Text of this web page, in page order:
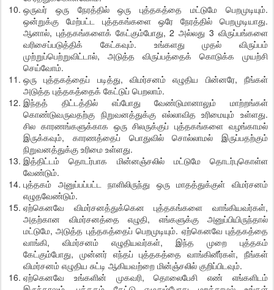
ஒருவர் ஒரு நேரத்தில் ஒரு புத்தகத்தை மட்டுமே பெறமுடியும்.
ஒன்றுக்கு மேற்பட்ட புத்தகங்களை ஒரே நேரத்தில் பெறமுடியாது.
ஆனால், புத்தகங்களைக் கேட்கும்போது, 2 அல்லது 3 விருப்பங்களை
வரிசைப்படுத்திக் கேட்கவும். உங்களது முதல் விருப்பம்
முற்றுப்பெற்றுவிட்டால், அடுத்த விருப்பத்தைக் கொடுக்க முயற்சி
செய்வோம்.
ஒரு புத்தகத்தைப் படித்து, விமர்சனம் எழுதிய பின்னரே, நீங்கள்
அடுத்த புத்தகத்தைக் கேட்டுப் பெறலாம்.
இந்தத் திட்டத்தில் எப்போது வேண்டுமானாலும் மாற்றங்கள்
கொண்டுவருவதற்கு நிறுவனத்துக்கு எல்லாவித உரிமையும் உள்ளது.
சில காரணங்களுக்காக ஒரு சிலருக்குப் புத்தகங்களை வழங்காமல்
இருக்கவும், காரணத்தைப் பொதுவில் சொல்லாமல் இருப்பதற்கும்
நிறுவனத்துக்கு உரிமை உள்ளது.
இத்திட்டம் தொடர்பாக மின்னஞ்சலில் மட்டுமே தொடர்புகொள்ள
வேண்டும்.
புத்தகம் அனுப்பப்பட்ட நாளிலிருந்து ஒரு மாதத்துக்குள் விமர்சனம்
எழுதவேண்டும்.
ஏற்கெனவே விமர்சனத்துக்கென புத்தகங்களை வாங்கியவர்கள்,
அதற்கான விமர்சனத்தை எழுதி, எங்களுக்கு அனுப்பியிருந்தால்
மட்டுமே, அடுத்த புத்தகத்தைப் பெறமுடியும். ஏற்கெனவே புத்தகத்தை
வாங்கி, விமர்சனம் எழுதியவர்கள், இந்த முறை புத்தகம்
கேட்கும்போது, முன்னர் எந்தப் புத்தகத்தை வாங்கினீர்கள், நீங்கள்
விமர்சனம் எழுதிய சுட்டி ஆகியவற்றை மின்ஞ்சலில் குறிப்பிடவும்.
ஏற்கெனவே உங்களின் முகவரி, தொலைபேசி எண் எங்களிடம்